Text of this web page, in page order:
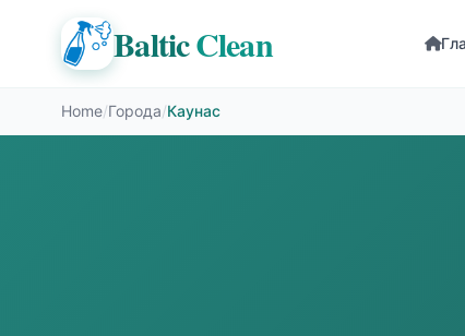
BalticClean
Home/Города/Каунас